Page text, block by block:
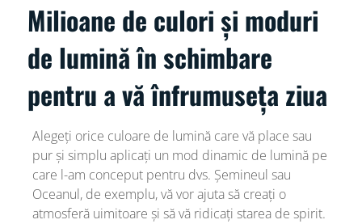
Milioane de culori și moduri
de lumină în schimbare
pentru a vă înfrumuseța ziua
Alegeți orice culoare de lumină care vă place sau
pur și simplu aplicați un mod dinamic de lumină pe
care l-am conceput pentru dvs. Șemineul sau
Oceanul, de exemplu, vă vor ajuta să creați o
atmosferă uimitoare și să vă ridicați starea de spirit.